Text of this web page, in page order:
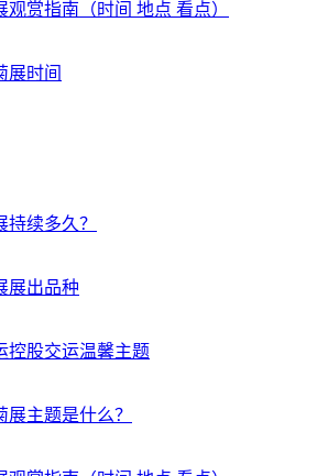
赏指南（时间 地点 看点）
展时间
续多久？
展出品种
控股交运温馨主题
展主题是什么？